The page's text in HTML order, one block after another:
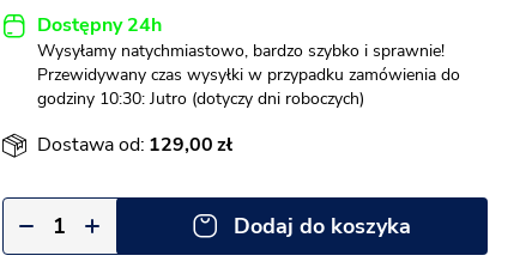
Dostępny 24h
Wysyłamy natychmiastowo, bardzo szybko i sprawnie!
Przewidywany czas wysyłki w przypadku zamówienia do
godziny 10:30: Jutro (dotyczy dni roboczych)
Dostawa od: 129,00
Dodaj do koszyka